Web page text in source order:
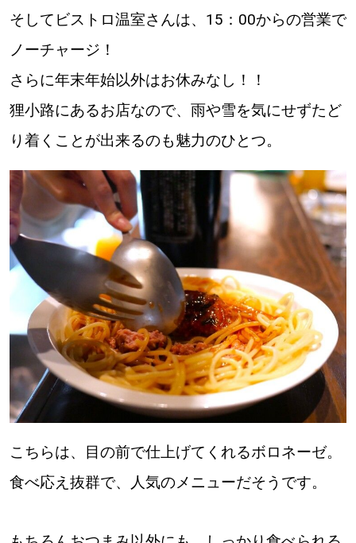
北海道で暮らす、あなたとつくる、
パートナーメディア Sitakkeパートナー
運営会社 広告掲載
情報提供・お問い合わせ 利用規約
プライバシーポリシー
閉じる
そしてビストロ温室さんは、15：00からの営業で
ノーチャージ！
さらに年末年始以外はお休みなし！！
狸小路にあるお店なので、雨や雪を気にせずたど
り着くことが出来るのも魅力のひとつ。
こちらは、目の前で仕上げてくれるボロネーゼ。
食べ応え抜群で、人気のメニューだそうです。